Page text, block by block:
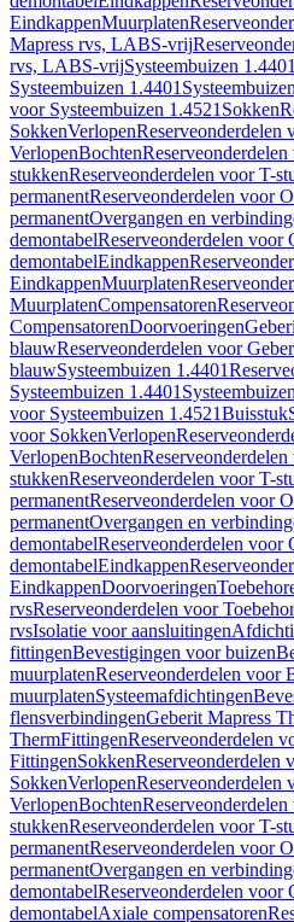
EindkappenMuurplaten
Mapress rvs, LABS-vrij
rvs, LABS-vrijSysteembuizen 1.4401
Systeembuizen 1.4401
voor Systeembuizen 1.4521 Sokken
SokkenVerlopenReserveonderdelen
VerlopenBochten
stukkenReserveonderdelen voor T-
permanentReserveonderdelen voor
permanentOvergangen en
demontabelReserveonderdelen voor
demontabelEindkappen
EindkappenMuurplaten
MuurplatenCompensatoren
CompensatorenDoorvoeringen
blauwReserveonderdelen voor
blauwSysteembuizen 1.4401
Systeembuizen 1.4401
voor Systeembuizen 1.4521Buisstuk
voor SokkenVerlopen
VerlopenBochten
stukkenReserveonderdelen voor T-
permanentReserveonderdelen voor
permanentOvergangen en
demontabelReserveonderdelen voor
demontabelEindkappen
EindkappenDoorvoeringen
rvsReserveonderdelen voor
rvsIsolatie voor aansluitingen
fittingenBevestigingen voor buizen
muurplatenReserveonderdelen voor
muurplatenSysteemafdichtingen
flensverbindingenGeberit Mapress
ThermFittingenReserveonderdelen
FittingenSokkenReserveonderdelen
SokkenVerlopenReserveonderdelen
VerlopenBochten
stukkenReserveonderdelen voor T-
permanentReserveonderdelen voor
permanentOvergangen en
demontabelReserveonderdelen voor
demontabelAxiale compensatoren